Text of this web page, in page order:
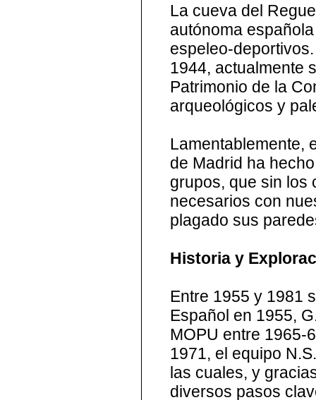
La cueva del
autónoma
espeleo-
1944, actualmente
Patrimonio de la
arqueológicos y
Lamentablemente,
de Madrid ha
grupos, que sin los
necesarios con
plagado sus
Historia y
Entre 1955 y 1981
Español en 1955,
MOPU entre 1965-
1971, el equipo
las cuales, y
diversos pasos